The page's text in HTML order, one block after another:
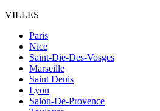
VILLES
Paris
Nice
Saint-Die-Des-Vosges
Marseille
Saint Denis
Lyon
Salon-De-Provence